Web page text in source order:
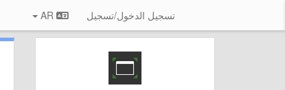
تسجيل الدخول/تسجيل